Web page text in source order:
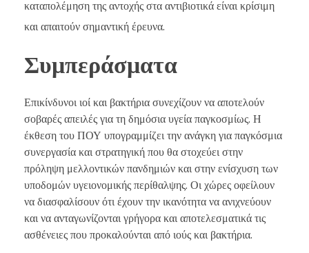
καταπολέμηση της αντοχής στα αντιβιοτικά είναι κρίσιμη
και απαιτούν σημαντική έρευνα.
Συμπεράσματα
Επικίνδυνοι ιοί και βακτήρια συνεχίζουν να αποτελούν
σοβαρές απειλές για τη δημόσια υγεία παγκοσμίως. Η
έκθεση του ΠΟΥ υπογραμμίζει την ανάγκη για παγκόσμια
συνεργασία και στρατηγική που θα στοχεύει στην
πρόληψη μελλοντικών πανδημιών και στην ενίσχυση των
υποδομών υγειονομικής περίθαλψης. Οι χώρες οφείλουν
να διασφαλίσουν ότι έχουν την ικανότητα να ανιχνεύουν
και να ανταγωνίζονται γρήγορα και αποτελεσματικά τις
ασθένειες που προκαλούνται από ιούς και βακτήρια.